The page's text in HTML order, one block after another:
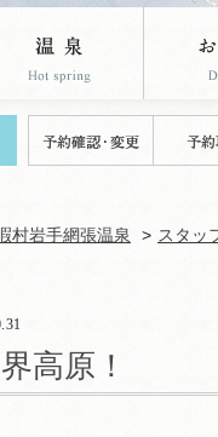
村岩手網張温泉 スタッ
高原！